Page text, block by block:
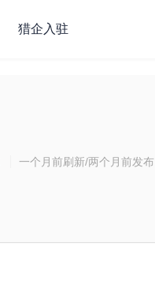
猎企入驻
一个月前刷新/两个月前发布